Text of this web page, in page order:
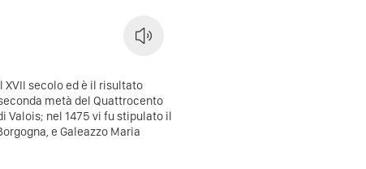
secolo ed è il risultato
metà del Quattrocento
Valois; nel 1475 vi fu stipulato il
e Galeazzo Maria